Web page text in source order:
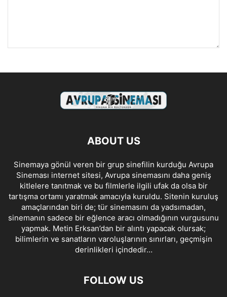
ABOUT US
Sinemaya gönül veren bir grup sinefilin kurduğu Avrupa
Sineması internet sitesi, Avrupa sinemasını daha geniş
kitlelere tanıtmak ve bu filmlerle ilgili ufak da olsa bir
tartışma ortamı yaratmak amacıyla kuruldu. Sitenin kuruluş
amaçlarından biri de; tür sinemasını da yadsımadan,
sinemanın sadece bir eğlence aracı olmadığının vurgusunu
yapmak. Metin Erksan’dan bir alıntı yapacak olursak;
bilimlerin ve sanatların varoluşlarının sınırları, geçmişin
derinlikleri içindedir…
FOLLOW US